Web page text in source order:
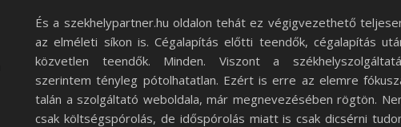
És a szekhelypartner.hu oldalon tehát ez végigvezethető
az elméleti síkon is. Cégalapítás előtti teendők, cégalapítás
közvetlen teendők. Minden. Viszont a
szerintem tényleg pótolhatatlan. Ezért is erre az elemre
talán a szolgáltató weboldala, már megnevezésében rögtön.
csak költségspórolás, de időspórolás miatt is csak dicsérni